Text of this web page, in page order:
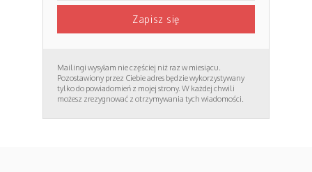
Mailingi wysyłam nie częściej niż raz w miesiącu.
Pozostawiony przez Ciebie adres będzie wykorzystywany
tylko do powiadomień z mojej strony. W każdej chwili
możesz zrezygnować z otrzymywania tych wiadomości.